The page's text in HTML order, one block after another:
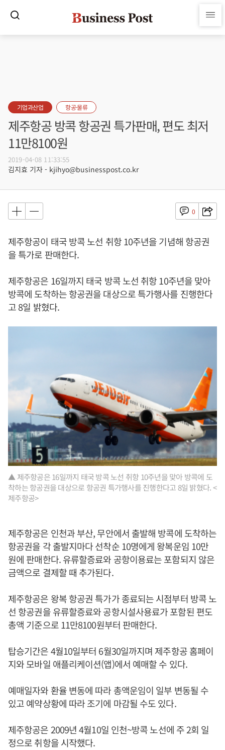
기업과산업 항공·물류
제주항공 방콕 항공권 특가판매, 편도 최저
11만8100원
2019-04-08 11:33:55
김지효 기자 - kjihyo@businesspost.co.kr
0
제주항공이 태국 방콕 노선 취항 10주년을 기념해 항공권
을 특가로 판매한다.
제주항공은 16일까지 태국 방콕 노선 취항 10주년을 맞아
방콕에 도착하는 항공권을 대상으로 특가행사를 진행한다
고 8일 밝혔다.
▲ 제주항공은 16일까지 태국 방콕 노선 취항 10주년을 맞아 방콕에 도
착하는 항공권을 대상으로 항공권 특가행사를 진행한다고 8일 밝혔다. <
제주항공>
제주항공은 인천과 부산, 무안에서 출발해 방콕에 도착하는
항공권을 각 출발지마다 선착순 10명에게 왕복운임 10만
원에 판매한다. 유류할증료와 공항이용료는 포함되지 않은
금액으로 결제할 때 추가된다.
제주항공은 왕복 항공권 특가가 종료되는 시점부터 방콕 노
선 항공권을 유류할증료와 공항시설사용료가 포함된 편도
총액 기준으로 11만8100원부터 판매한다.
탑승기간은 4월10일부터 6월30일까지며 제주항공 홈페이
지와 모바일 애플리케이션(앱)에서 예매할 수 있다.
예매일자와 환율 변동에 따라 총액운임이 일부 변동될 수
있고 예약상황에 따라 조기에 마감될 수도 있다.
제주항공은 2009년 4월10일 인천~방콕 노선에 주 2회 일
정으로 취항을 시작했다.